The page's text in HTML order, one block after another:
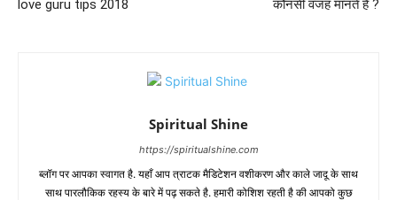
love guru tips 2018
कौनसी वजह मानते है ?
Spiritual Shine
https://spiritualshine.com
ब्लॉग पर आपका स्वागत है. यहाँ आप त्राटक मैडिटेशन वशीकरण और काले जादू के साथ
साथ पारलौकिक रहस्य के बारे में पढ़ सकते है. हमारी कोशिश रहती है की आपको कुछ